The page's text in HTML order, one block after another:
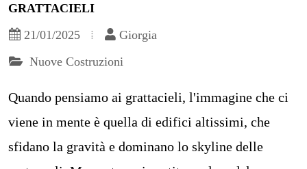
GRATTACIELI
21/01/2025
Giorgia
Nuove Costruzioni
Quando pensiamo ai grattacieli, l'immagine che ci
viene in mente è quella di edifici altissimi, che
sfidano la gravità e dominano lo skyline delle